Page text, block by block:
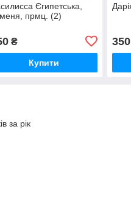
Єгипетська,
прмц. (2)
₴
Купити
350
за рік